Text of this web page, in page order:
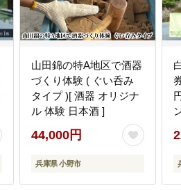
山田錦の特A地区で酒器
づくり体験 ( ぐい呑み
タイプ )[ 酒器 オリジナ
ル 体験 日本酒 ]
44,000円
兵庫県 小野市